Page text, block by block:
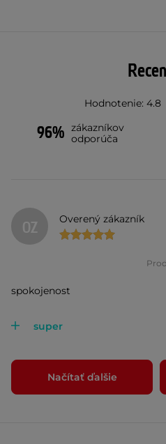
Hodnotenie: 4.8
96% zákazníkov
odporúča
OZ Overený zákazník
spokojenost
super
Načítať ďalšie